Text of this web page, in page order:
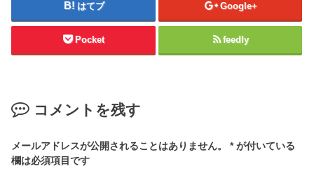
はてブ Google+
Pocket feedly
コメントを残す
メールアドレスが公開されることはありません。 *が付いている
欄は必須項目です